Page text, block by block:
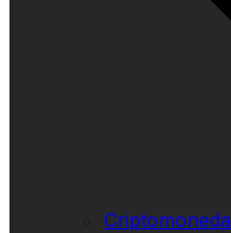
Criptomoneda